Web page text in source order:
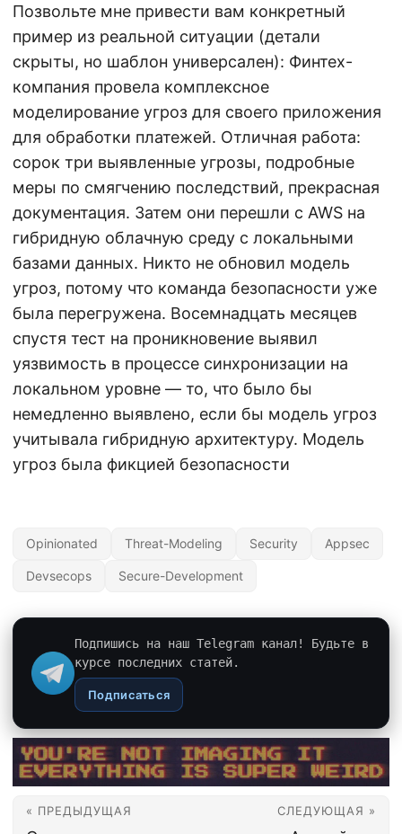
Позвольте мне привести вам конкретный
пример из реальной ситуации (детали
скрыты, но шаблон универсален): Финтех-
компания провела комплексное
моделирование угроз для своего приложения
для обработки платежей. Отличная работа:
сорок три выявленные угрозы, подробные
меры по смягчению последствий, прекрасная
документация. Затем они перешли с AWS на
гибридную облачную среду с локальными
базами данных. Никто не обновил модель
угроз, потому что команда безопасности уже
была перегружена. Восемнадцать месяцев
спустя тест на проникновение выявил
уязвимость в процессе синхронизации на
локальном уровне — то, что было бы
немедленно выявлено, если бы модель угроз
учитывала гибридную архитектуру. Модель
угроз была фикцией безопасности
Opinionated Threat-Modeling Security Appsec
Devsecops Secure-Development
Подпишись на наш Telegram канал! Будьте в
курсе последних статей.
Подписаться
« ПРЕДЫДУЩАЯ СЛЕДУЮЩАЯ »